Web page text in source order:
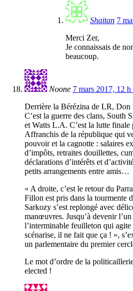
Shaitan 7
Merci Zer,
Je connaissais de
beaucoup.
Noone 7 mars 2017, 12
Derrière la Bérézina de LR, Don
C’est la guerre des clans, South
et Watts L.A. C’est la lutte finale
Affranchis de la république qui
pouvoir et la cagnotte : salaires
d’impôts, retraites douillettes,
déclarations d’intérêts et
petits arrangements entre amis…
« A droite, c’est le retour du
Fillon est pris dans la tourmente
Sarkozy s’est replongé avec
manœuvres. Jusqu’à devenir
l’interminable feuilleton qui
scénarise, il ne fait que ça ! »,
un parlementaire du premier
Le mot d’ordre de la
elected !